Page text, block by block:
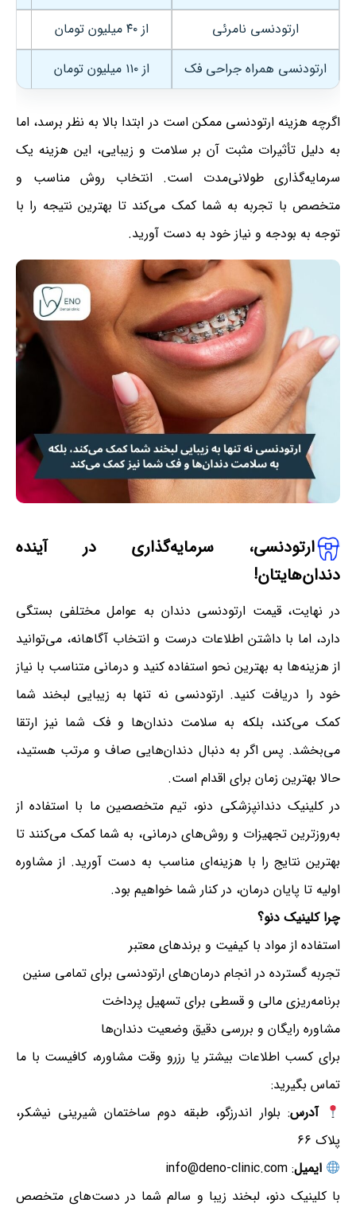
ارتودنسی نامرئی
از ۴۰ میلیون تومان
ارتودنسی همراه جراحی فک
از ۱۱۰ میلیون تومان
اگرچه هزینه ارتودنسی ممکن است در ابتدا بالا به نظر برسد، اما
به دلیل تأثیرات مثبت آن بر سلامت و زیبایی، این هزینه یک
سرمایه‌گذاری طولانی‌مدت است. انتخاب روش مناسب و
متخصص با تجربه به شما کمک می‌کند تا بهترین نتیجه را با
توجه به بودجه و نیاز خود به دست آورید.
ارتودنسی، سرمایه‌گذاری در آینده
دندان‌هایتان!
در نهایت، قیمت ارتودنسی دندان به عوامل مختلفی بستگی
دارد، اما با داشتن اطلاعات درست و انتخاب آگاهانه، می‌توانید
از هزینه‌ها به بهترین نحو استفاده کنید و درمانی متناسب با نیاز
خود را دریافت کنید. ارتودنسی نه تنها به زیبایی لبخند شما
کمک می‌کند، بلکه به سلامت دندان‌ها و فک شما نیز ارتقا
می‌بخشد. پس اگر به دنبال دندان‌هایی صاف و مرتب هستید،
حالا بهترین زمان برای اقدام است.
در کلینیک دندانپزشکی دنو، تیم متخصصین ما با استفاده از
به‌روزترین تجهیزات و روش‌های درمانی، به شما کمک می‌کنند تا
بهترین نتایج را با هزینه‌ای مناسب به دست آورید. از مشاوره
اولیه تا پایان درمان، در کنار شما خواهیم بود.
چرا کلینیک دنو؟
استفاده از مواد با کیفیت و برندهای معتبر
تجربه گسترده در انجام درمان‌های ارتودنسی برای تمامی سنین
برنامه‌ریزی مالی و قسطی برای تسهیل پرداخت
مشاوره رایگان و بررسی دقیق وضعیت دندان‌ها
برای کسب اطلاعات بیشتر یا رزرو وقت مشاوره، کافیست با ما
تماس بگیرید:
آدرس: بلوار اندرزگو، طبقه دوم ساختمان شیرینی نیشکر،
پلاک ۶۶
ایمیل: info@deno-clinic.com
با کلینیک دنو، لبخند زیبا و سالم شما در دست‌های متخصص